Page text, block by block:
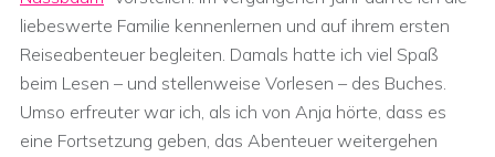
liebeswerte Familie kennenlernen und auf ihrem ersten
Reiseabenteuer begleiten. Damals hatte ich viel Spaß
beim Lesen – und stellenweise Vorlesen – des Buches.
Umso erfreuter war ich, als ich von Anja hörte, dass es
eine Fortsetzung geben, das Abenteuer weitergehen